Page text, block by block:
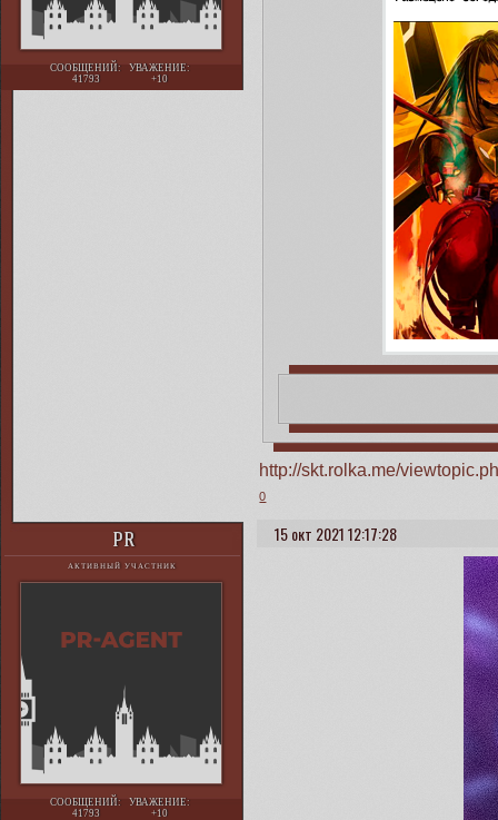
СООБЩЕНИЙ:
41793
УВАЖЕНИЕ:
+10
http://skt.rolka.me/
0
15 окт 2021 12:17:28
PR
АКТИВНЫЙ УЧАСТНИК
СООБЩЕНИЙ:
41793
УВАЖЕНИЕ:
+10